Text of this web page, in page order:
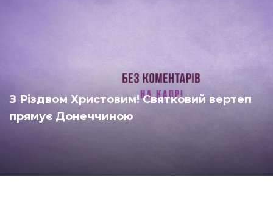
З Різдвом Христовим! Святковий вертеп
прямує Донеччиною